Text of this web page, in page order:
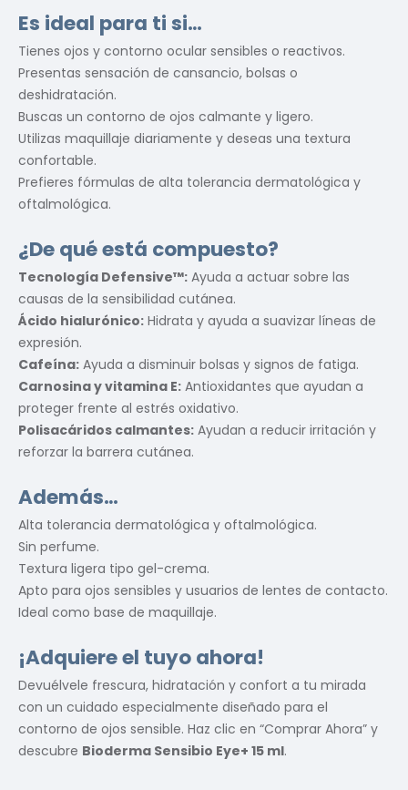
Es ideal para ti si…
Tienes ojos y contorno ocular sensibles o reactivos.
Presentas sensación de cansancio, bolsas o
deshidratación.
Buscas un contorno de ojos calmante y ligero.
Utilizas maquillaje diariamente y deseas una textura
confortable.
Prefieres fórmulas de alta tolerancia dermatológica y
oftalmológica.
¿De qué está compuesto?
Tecnología Defensive™: Ayuda a actuar sobre las
causas de la sensibilidad cutánea.
Ácido hialurónico: Hidrata y ayuda a suavizar líneas de
expresión.
Cafeína: Ayuda a disminuir bolsas y signos de fatiga.
Carnosina y vitamina E: Antioxidantes que ayudan a
proteger frente al estrés oxidativo.
Polisacáridos calmantes: Ayudan a reducir irritación y
reforzar la barrera cutánea.
Además…
Alta tolerancia dermatológica y oftalmológica.
Sin perfume.
Textura ligera tipo gel-crema.
Apto para ojos sensibles y usuarios de lentes de contacto.
Ideal como base de maquillaje.
¡Adquiere el tuyo ahora!
Devuélvele frescura, hidratación y confort a tu mirada
con un cuidado especialmente diseñado para el
contorno de ojos sensible. Haz clic en “Comprar Ahora” y
descubre Bioderma Sensibio Eye+ 15 ml.